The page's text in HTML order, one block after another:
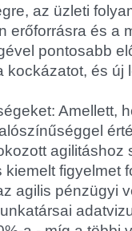
az üzleti
erőforrásra és a
pontosabb
kockázatot, és új
Amellett,
agilitáshoz
figyelmet
agilis pénzügyi